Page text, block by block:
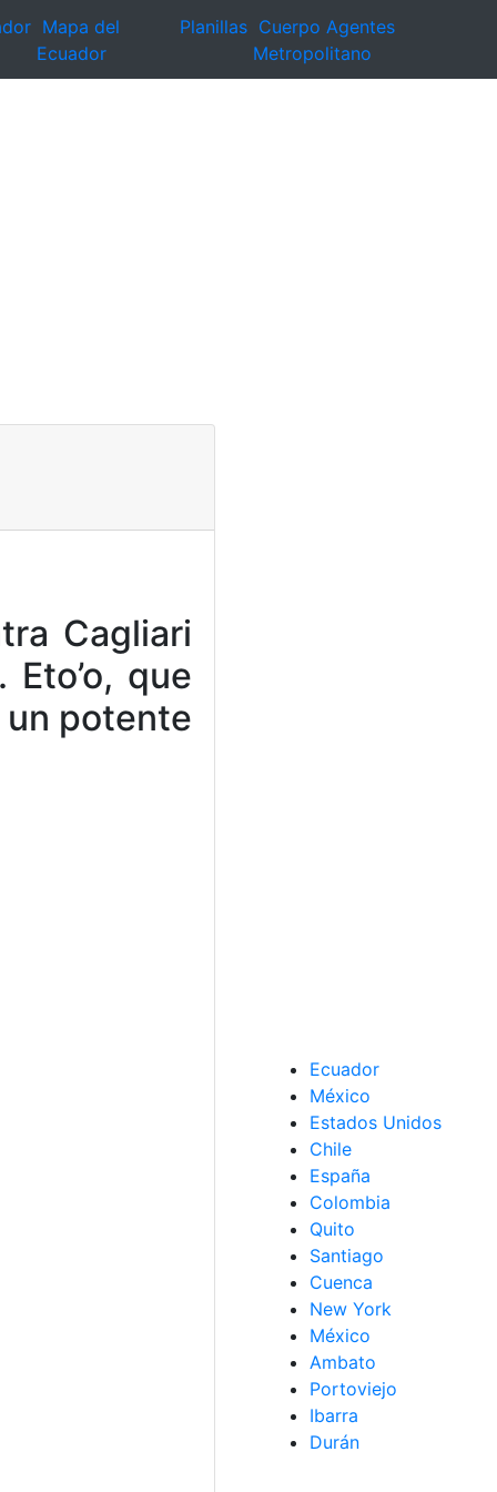
Mapa del
Ecuador
Planillas Cuerpo Agentes
Metropolitano
Cagliari
que
potente
Ecuador
México
Estados Unidos
Chile
España
Colombia
Quito
Santiago
Cuenca
New York
México
Ambato
Portoviejo
Ibarra
Durán